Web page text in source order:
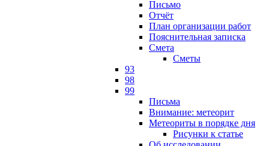
Письмо
Отчёт
План организации работ
Пояснительная записка
Смета
Сметы
93
98
99
Письма
Внимание: метеорит
Метеориты в порядке дня
Рисунки к статье